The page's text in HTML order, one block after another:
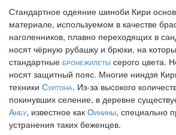
Стандартное одеяние шиноби Кири
материале, используемом в качестве
наголенников, плавно переходящих в
носят чёрную рубашку и брюки, на
стандартные бронежилеты серого цвета.
носят защитный пояс. Многие ниндзя
техники Суитона. Из-за высокого
покинувших селение, в деревне
Анбу, известное как Оинины, специально
устранения таких беженцев.